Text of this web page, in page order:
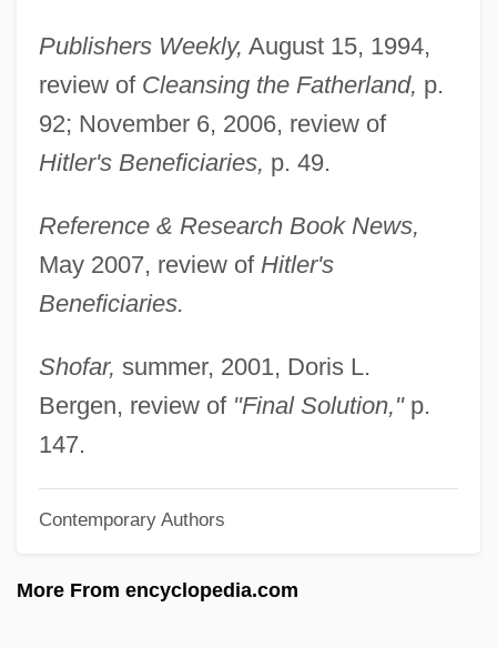
Publishers Weekly, August 15, 1994,
review of Cleansing the Fatherland, p.
92; November 6, 2006, review of
Hitler's Beneficiaries, p. 49.
Reference & Research Book News,
May 2007, review of Hitler's
Beneficiaries.
Shofar, summer, 2001, Doris L.
Bergen, review of "Final Solution,"p.
147.
Contemporary Authors
More From encyclopedia.com
Always Something New Out Of Africa
Always Coming Home
Always 1989
Always 1985
Alward, Hon. David, B.A. (Woodstock)
Minister Of Agriculture, Fisheries And
Aquaculture
Alwand
Alvtegen, Karin 1965–